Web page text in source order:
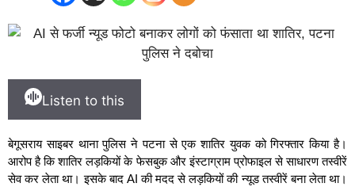
Listen to this
बेगूसराय साइबर थाना पुलिस ने पटना से एक शातिर युवक को गिरफ्तार किया है।
आरोप है कि शातिर लड़कियों के फेसबुक और इंस्टाग्राम प्रोफाइल से साधारण तस्वीरें
सेव कर लेता था। इसके बाद AI की मदद से लड़कियों की न्यूड तस्वीरें बना लेता था।